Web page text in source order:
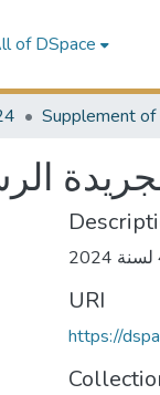
of DSpace
URI
https://